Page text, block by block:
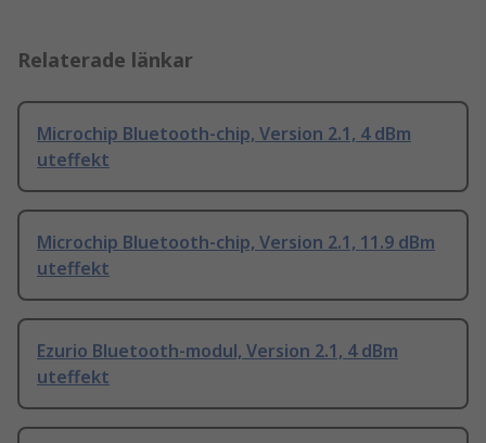
Relaterade länkar
Microchip Bluetooth-chip, Version 2.1, 4 dBm
uteffekt
Microchip Bluetooth-chip, Version 2.1, 11.9 dBm
uteffekt
Ezurio Bluetooth-modul, Version 2.1, 4 dBm
uteffekt